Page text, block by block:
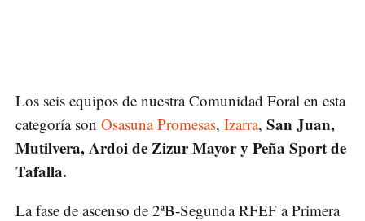
Los seis equipos de nuestra Comunidad Foral en esta
categoría son Osasuna Promesas, Izarra, San Juan,
Mutilvera, Ardoi de Zizur Mayor y Peña Sport de
Tafalla.
La fase de ascenso de 2ªB-Segunda RFEF a Primera